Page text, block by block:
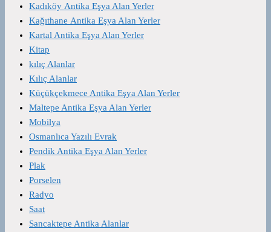
Kadıköy Antika Eşya Alan Yerler
Kağıthane Antika Eşya Alan Yerler
Kartal Antika Eşya Alan Yerler
Kitap
kılıç Alanlar
Kılıç Alanlar
Küçükçekmece Antika Eşya Alan Yerler
Maltepe Antika Eşya Alan Yerler
Mobilya
Osmanlıca Yazılı Evrak
Pendik Antika Eşya Alan Yerler
Plak
Porselen
Radyo
Saat
Sancaktepe Antika Alanlar